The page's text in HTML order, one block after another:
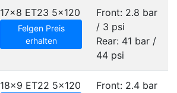
17x8 ET23 5x120
Felgen Preis
erhalten
Front: 2.8 bar
/ 3 psi
Rear: 41 bar /
44 psi
18x9 ET22 5x120
Front: 2.4 bar